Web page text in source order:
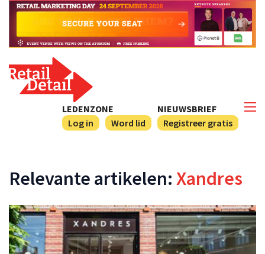
NIEUWSBRIEF
Registreer gratis
LEDENZONE
Log in
Word lid
Relevante artikelen: Xandres